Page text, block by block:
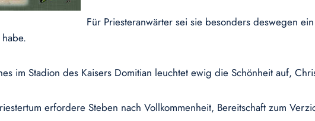
Für Priesteranwärter sei sie besonders deswegen
im Stadion des Kaisers Domitian leuchtet ewig die Schönheit auf,
erfordere Steben nach Vollkommenheit, Bereitschaft zum